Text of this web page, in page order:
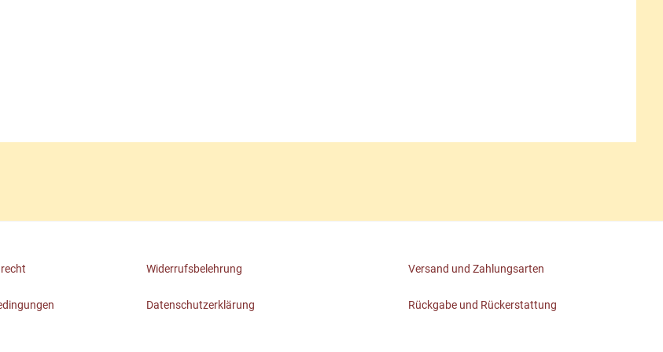
Widerrufsbelehrung
Datenschutzerklärung
Versand und Zahlungsarten
Rückgabe und Rückerstattung